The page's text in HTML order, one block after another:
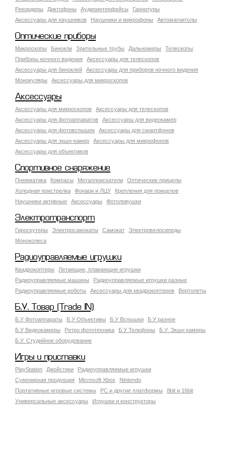
Рекордеры
Диктофоны Аудиоинтерфейсы
Гарнитуры
Аксессуары для наушников
Наушники и микрофоны Автомагнитолы
Оптические приборы
Микроскопы Бинокли Зрительные трубы Дальномеры
Телескопы
Приборы ночного видения
Аксессуары для телескопов
Аксессуары для биноклей
Аксессуары для приборов ночного видения
Монокуляры
Аксессуары для микроскопов
Аксессуары
Аксессуары для микроскопов
Аксессуары для телескопов
Аксессуары для фотоаппаратов
Аксессуары для видеокамер
Аксессуары для фотовспышек
Аксессуары для смартфонов
Аксессуары для экшн-камер
Аксессуары для микрофонов
Аксессуары для объективов
Спортивное снаряжение
Пневматика Компасы Металлоискатели
Оптические прицелы
Холодная пристрелка
Фонари и ЛЦУ
Крепления для прицелов
Наушники активные
Аксессуары Фотоловушки
Электротранспорт
Гироскутеры Электросамокаты Самокат
Электровелосипеды
Моноколеса
Радиоуправляемые игрушки
Квадрокоптеры
Летающие, плавающие игрушки
Радиоуправляемые машины
Радиоуправляемые игрушки разные
Радиоуправляемые роботы
Аксессуары для квадрокоптеров Вертолеты
Б.У. Товар (Trade IN)
Б.У Фотоаппараты Б.У Объективы Б.У Вспышки
Б.У разное
Б.У Видеокамеры
Ретро фототехника Б.У Телефоны
Б.У. Экшн камеры
Б.У. Студийное оборудование
Игры и приставки
PlayStation Джойстики
Радиоуправляемые игрушки
Сувенирная продукция
Microsoft Xbox
Nintendo
Портативные игровые системы
PC и другие платформы
8bit и 16bit
Универсальные аксессуары
Игрушки и конструкторы